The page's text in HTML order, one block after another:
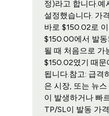
정)라고 합니다.예
설정했습니다. 가
바로 $150.02로
$150.00에서 발
될 때 처음으로 가
$150.02였기 때문
됩니다.참고: 급격
은 시장, 또는 뉴
이 발생하거나 빠
TP/SL이 발동 가